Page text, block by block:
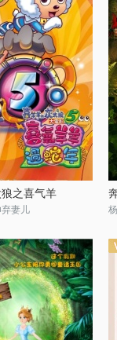
之喜气羊
妻儿